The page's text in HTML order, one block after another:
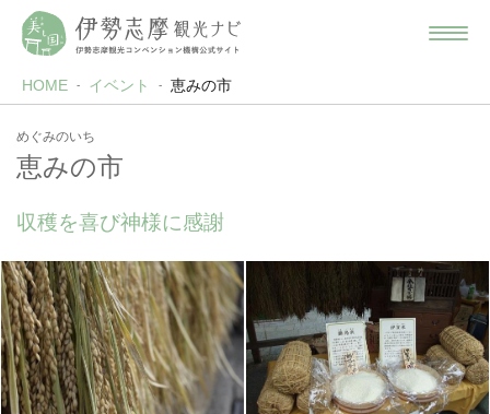
HOME イベント 恵みの市
めぐみのいち
恵みの市
収穫を喜び神様に感謝